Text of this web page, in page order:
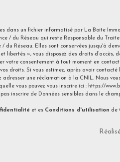
dans un fichier informatisé par La Boite
/ du Réseau qui reste Responsable du
Réseau. Elles sont conservées jusqu'à
», vous disposez des droits d’accès,
votre consentement à tout moment en
droits. Si vous estimez, après avoir
adresser une réclamation à la CNIL. Nous
vous pouvez vous inscrire ici : https://
inscrire de Données sensibles dans le
et es Conditions d'utilisation de